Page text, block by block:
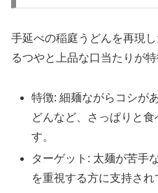
手延べの稲庭うどんを再現
るつやと上品な口当たりが特
特徴: 細麺ながらコシが
どんなど、さっぱりと
す。
ターゲット: 太麺が苦手
を重視する方に支持され